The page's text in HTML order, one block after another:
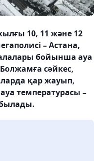
10, 11 және 12
– Астана,
бойынша ауа
сәйкес,
қар жауып,
температурасы –